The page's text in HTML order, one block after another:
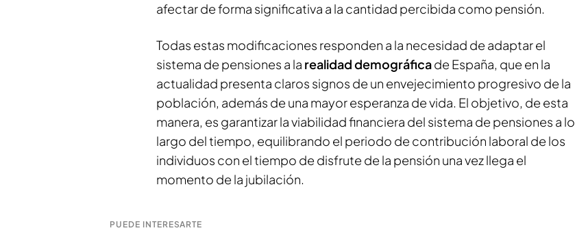
afectar de forma significativa a la cantidad percibida como pensión.
Todas estas modificaciones responden a la necesidad de adaptar el
sistema de pensiones a la realidad demográficade España, que en la
actualidad presenta claros signos de un envejecimiento progresivo de la
población, además de una mayor esperanza de vida. El objetivo, de esta
manera, es garantizar la viabilidad financiera del sistema de pensiones a lo
largo del tiempo, equilibrando el periodo de contribución laboral de los
individuos con el tiempo de disfrute de la pensión una vez llega el
momento de la jubilación.
PUEDE INTERESARTE